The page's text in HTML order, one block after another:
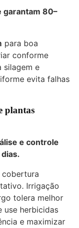
garantam 80–
para boa
conforme
silagem e
evita falhas
plantas
e controle
cobertura
Irrigação
tolera melhor
use herbicidas
e maximizar